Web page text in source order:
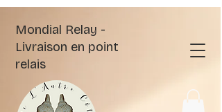
Mondial Relay -
Livraison en point
relais